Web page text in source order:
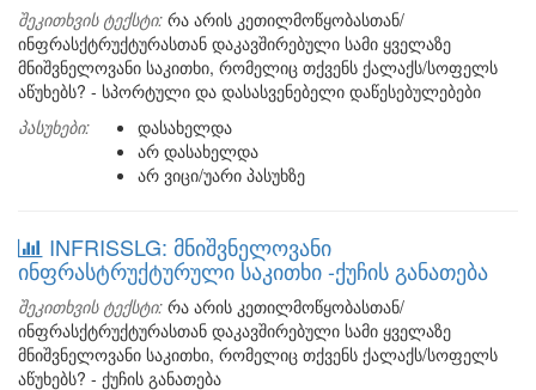
შეკითხვის ტექსტი: რა არის კეთილმოწყობასთან/
ინფრასქტრუქტურასთან დაკავშირებული სამი ყველაზე
მნიშვნელოვანი საკითხი, რომელიც თქვენს ქალაქს/სოფელს
აწუხებს? - სპორტული და დასასვენებელი დაწესებულებები
პასუხები:
დასახელდა
არ დასახელდა
არ ვიცი/უარი პასუხზე
INFRISSLG: მნიშვნელოვანი
ინფრასტრუქტურული საკითხი -ქუჩის განათება
შეკითხვის ტექსტი: რა არის კეთილმოწყობასთან/
ინფრასქტრუქტურასთან დაკავშირებული სამი ყველაზე
მნიშვნელოვანი საკითხი, რომელიც თქვენს ქალაქს/სოფელს
აწუხებს? - ქუჩის განათება